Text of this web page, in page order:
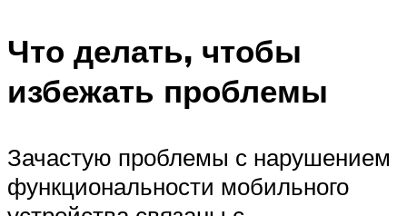
Что делать, чтобы
избежать проблемы
Зачастую проблемы с нарушением
функциональности мобильного